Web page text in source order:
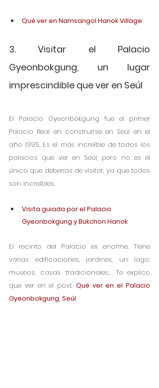
Qué ver en Namsangol Hanok Village
3. Visitar el Palacio
Gyeonbokgung, un lugar
imprescindible que ver en Seúl
El Palacio Gyeonbokgung fue el primer
Palacio Real en construirse en Seúl en el
año 1395. Es el más increíble de todos los
palacios que ver en Seúl, pero no es el
único que deberías de visitar, ya que todos
son increíbles.
Visita guiada por el Palacio
Gyeonbokgung y Bukchon Hanok
El recinto del Palacio es enorme. Tiene
varias edificaciones, jardines, un lago,
museos, casas tradicionales… Te explico
que ver en el post: Qué ver en el Palacio
Gyeonbokgung, Seúl